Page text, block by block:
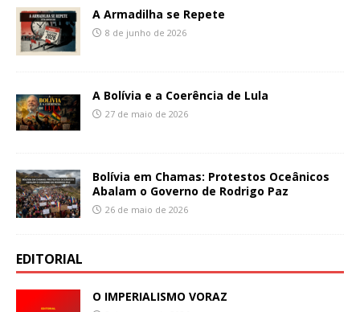
A Armadilha se Repete
8 de junho de 2026
A Bolívia e a Coerência de Lula
27 de maio de 2026
Bolívia em Chamas: Protestos Oceânicos
Abalam o Governo de Rodrigo Paz
26 de maio de 2026
EDITORIAL
O IMPERIALISMO VORAZ